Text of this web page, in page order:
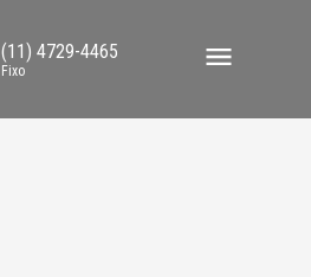
(11) 4729-4465
Fixo